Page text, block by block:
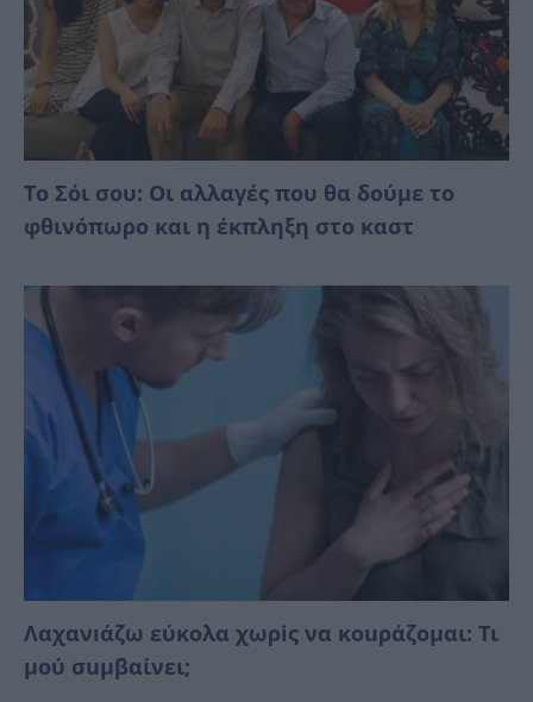
Το Σόι σου: Οι αλλαγές που θα δούμε το
φθινόπωρο και η έκπληξη στο καστ
Λαχανıάζω εύκολα χωρiς να κοuράζομαι: Τι
μού σuμβαίνει;